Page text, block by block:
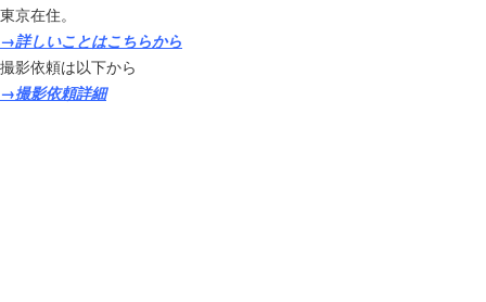
東京在住。
→詳しいことはこちらから
撮影依頼は以下から
→撮影依頼詳細